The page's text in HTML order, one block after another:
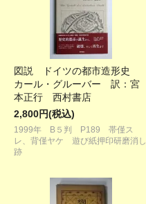
図説 ドイツの都市造形史
カール・グルーバー 訳：宮
本正行 西村書店
2,800円(税込)
1999年 B５判 P189 帯僅ス
レ、背僅ヤケ 遊び紙押印研磨消し
跡